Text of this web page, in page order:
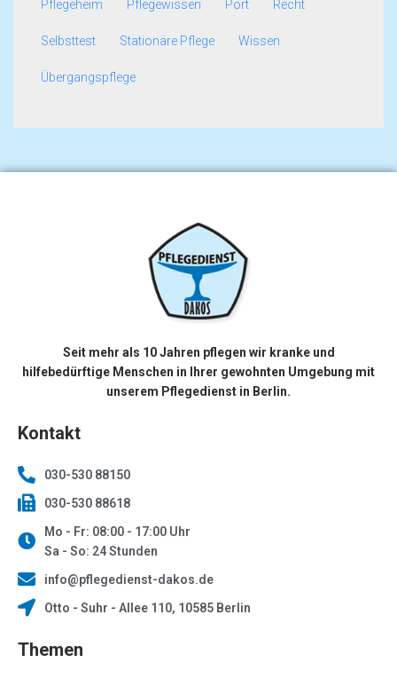
Pflegeheim Pflegewissen Port Recht
Selbsttest Stationäre Pflege Wissen
Übergangspflege
Seit mehr als 10 Jahren pflegen wir kranke und
hilfebedürftige Menschen in Ihrer gewohnten Umgebung mit
unserem Pflegedienst in Berlin.
Kontakt
030-530 88150
030-530 88618
Mo - Fr: 08:00 - 17:00 Uhr
Sa - So: 24 Stunden
info@pflegedienst-dakos.de
Otto - Suhr - Allee 110, 10585 Berlin
Themen